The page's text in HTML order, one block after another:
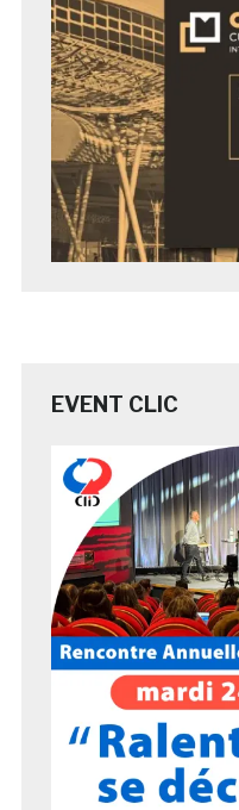
EVENT CLIC